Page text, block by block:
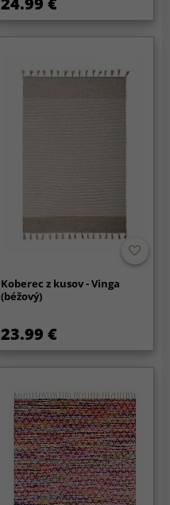
Koberec z kusov - Vinga
(béžový)
23.99 €